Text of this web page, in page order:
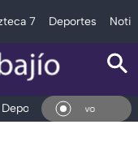
7 Deportes
Deportes Espectáculos
En